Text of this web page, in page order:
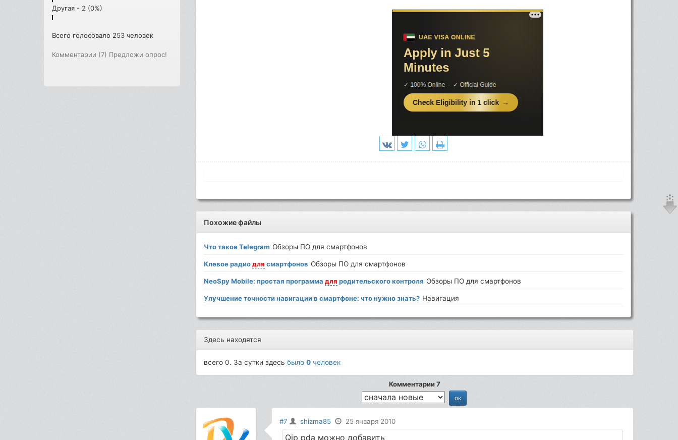
Другая - 2 (0%)
Всего голосовало 253 человек
Комментарии (7) Предложи опрос!
Похожие файлы
Что такое Telegram Обзоры ПО для смартфонов
Клевое радиодля смартфонов Обзоры ПО для смартфонов
NeoSpy Mobile: простая программадля родительского контроля Обзоры ПО для смартфонов
Улучшение точности навигации в смартфоне: что нужно знать? Навигация
Здесь находятся
всего 0. За сутки здесьбыло0 человек
Комментарии 7
#7 shizma85 25 января 2010
Qip pdа можно добавить